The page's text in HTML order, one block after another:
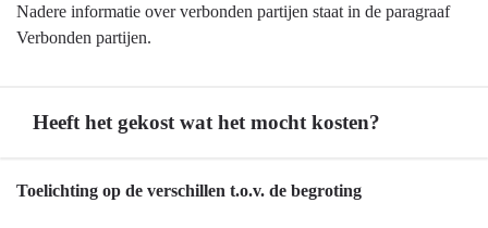
verbonden
partijen
Nadere informatie over verbonden partijen staat in de paragraaf
Verbonden partijen.
Heeft het gekost wat het mocht kosten?
Terug
Toelichting op de verschillen t.o.v. de begroting